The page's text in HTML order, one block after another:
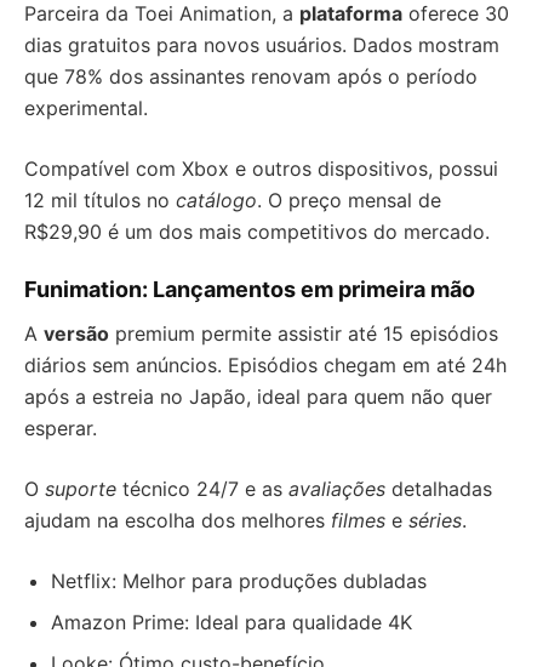
Parceira da Toei Animation, a plataforma oferece 30
dias gratuitos para novos usuários. Dados mostram
que 78% dos assinantes renovam após o período
experimental.
Compatível com Xbox e outros dispositivos, possui
12 mil títulos no catálogo. O preço mensal de
R$29,90 é um dos mais competitivos do mercado.
Funimation: Lançamentos em primeira mão
A versão premium permite assistir até 15 episódios
diários sem anúncios. Episódios chegam em até 24h
após a estreia no Japão, ideal para quem não quer
esperar.
O suporte técnico 24/7 e as avaliações detalhadas
ajudam na escolha dos melhores filmes e séries.
Netflix: Melhor para produções dubladas
Amazon Prime: Ideal para qualidade 4K